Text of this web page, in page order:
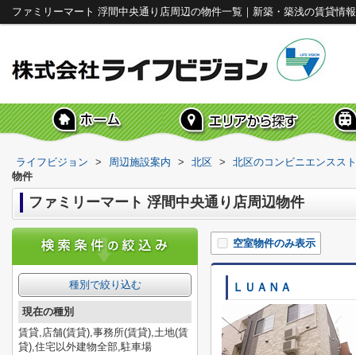
ファミリーマート 浮間中央通り店周辺の物件一覧｜新築・築浅の賃貸情
ライフビジョン > 周辺施設案内 > 北区 >
北区のコンビニエンスス
物件
ファミリーマート 浮間中央通り店周辺物件
空室物件のみ表示
ＬＵＡＮＡ
種別で絞り込む
現在の種別
賃貸,店舗(賃貸),事務所(賃貸),土地(賃
貸),住宅以外建物全部,駐車場